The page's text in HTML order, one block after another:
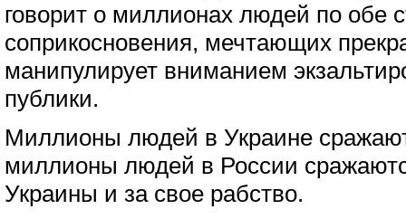
говорит о миллионах людей по обе
соприкосновения, мечтающих
манипулирует вниманием
публики.
Миллионы людей в Украине
миллионы людей в России
Украины и за свое рабство.